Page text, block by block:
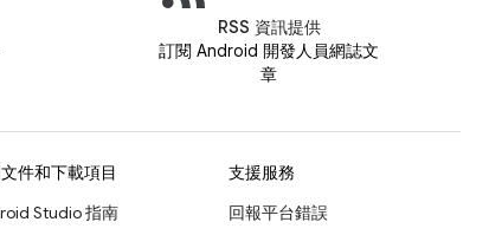
RSS 資訊提供
訂閱 Android 開發人員網誌文
章
件和下載項目
Studio 指南
支援服務
回報平台錯誤